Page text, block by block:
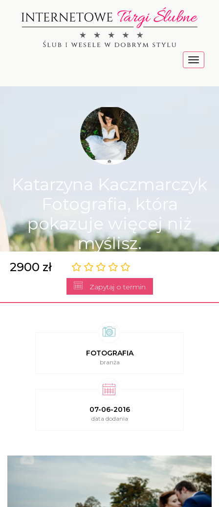
Menu
Katarzyna Kaczmarczyk
Fotografia, która
pokazuje więcej niż
myślisz.
2900 zł
Zapytaj o termin
FOTOGRAFIA
branża
07-06-2016
data dodania